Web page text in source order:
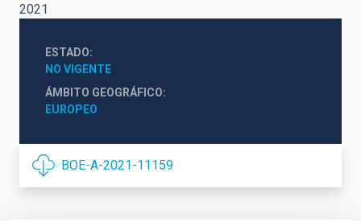
2021
ESTADO
NO VIGENTE
ÁMBITO GEOGRÁFICO
EUROPEO
BOE-A-2021-11159